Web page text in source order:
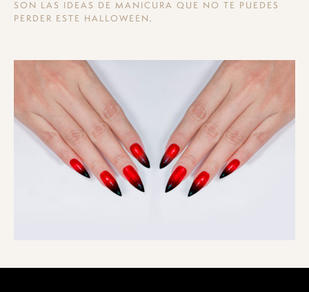
SON LAS IDEAS DE MANICURA QUE NO TE PUEDES
PERDER ESTE HALLOWEEN .